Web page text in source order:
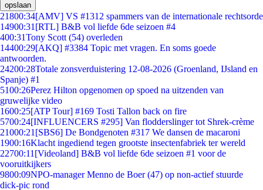
opslaan
21800:34[AMV] VS #1312 spammers van de internationale rechtsorde
14900:31 [RTL] B&B vol liefde 6de seizoen #4
400:31Tony Scott (54) overleden
14400:29[AKQ] #3384 Topic met vragen. En soms goede
antwoorden.
24200:28Totale zonsverduistering 12-08-2026 (Groenland, IJsland en
Spanje) #1
5100:26Perez Hilton opgenomen op spoed na uitzenden van
gruwelijke video
1600:25[ATP Tour] #169 Tosti Tallon back on fire
5700:24[INFLUENCERS #295] Van flodderslinger tot Shrek-crème
21000:21 [SBS6] De Bondgenoten #317 We dansen de macaroni
1900:16Klacht ingediend tegen grootste insectenfabriek ter wereld
22700:11 [Videoland] B&B vol liefde 6de seizoen #1 voor de
vooruitkijkers
9800:09NPO-manager Menno de Boer (47) op non-actief stuurde
dick-pic rond